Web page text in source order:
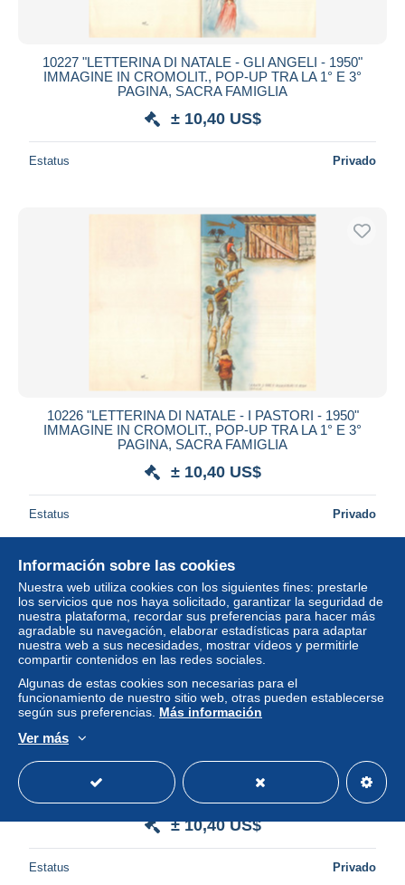
10227 "LETTERINA DI NATALE - GLI ANGELI - 1950"
IMMAGINE IN CROMOLIT., POP-UP TRA LA 1° E 3°
PAGINA, SACRA FAMIGLIA
± 10,40 US$
Estatus Privado
10226 "LETTERINA DI NATALE - I PASTORI - 1950"
IMMAGINE IN CROMOLIT., POP-UP TRA LA 1° E 3°
PAGINA, SACRA FAMIGLIA
± 10,40 US$
Estatus Privado
10225 "LETTERINA DI NATALE - I RE MAGI - 1950"
IMMAGINE IN CROMOLIT., POP-UP TRA LA 1° E 3°
PAGINA, SACRA FAMIGLIA
± 10,40 US$
Estatus Privado
Información sobre las cookies
Nuestra web utiliza cookies con los siguientes fines: prestarle
los servicios que nos haya solicitado, garantizar la seguridad de
nuestra plataforma, recordar sus preferencias para hacer más
agradable su navegación, elaborar estadísticas para adaptar
nuestra web a sus necesidades, mostrar vídeos y permitirle
compartir contenidos en las redes sociales.
Algunas de estas cookies son necesarias para el
funcionamiento de nuestro sitio web, otras pueden establecerse
según sus preferencias. Más información
Ver más